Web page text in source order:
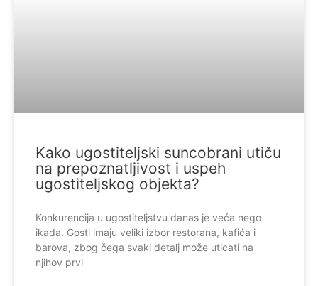
Kako ugostiteljski suncobrani utiču
na prepoznatljivost i uspeh
ugostiteljskog objekta?
Konkurencija u ugostiteljstvu danas je veća nego
ikada. Gosti imaju veliki izbor restorana, kafića i
barova, zbog čega svaki detalj može uticati na
njihov prvi